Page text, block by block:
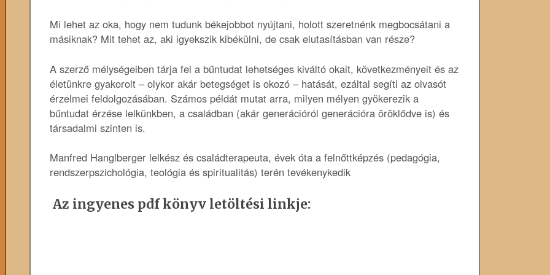
Mi lehet az oka, hogy nem tudunk békejobbot nyújtani, holott szeretnénk megbocsátani a
másiknak? Mit tehet az, aki igyekszik kibékülni, de csak elutasításban van része?
A szerző mélységeiben tárja fel a bűntudat lehetséges kiváltó okait, következményeit és az
életünkre gyakorolt – olykor akár betegséget is okozó – hatását, ezáltal segíti az olvasót
érzelmei feldolgozásában. Számos példát mutat arra, milyen mélyen gyökerezik a
bűntudat érzése lelkünkben, a családban (akár generációról generációra öröklődve is) és
társadalmi szinten is.
Manfred Hanglberger lelkész és családterapeuta, évek óta a felnőttképzés (pedagógia,
rendszerpszichológia, teológia és spiritualitás) terén tevékenykedik
Az ingyenes pdf könyv letöltési linkje: